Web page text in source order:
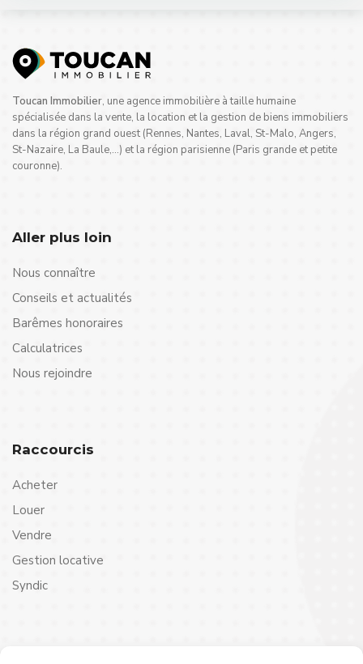
Toucan Immobilier, une agence immobilière à taille humaine
spécialisée dans la vente, la location et la gestion de biens immobiliers
dans la région grand ouest (Rennes, Nantes, Laval, St-Malo, Angers,
St-Nazaire, La Baule,…) et la région parisienne (Paris grande et petite
couronne).
Aller plus loin
Nous connaître
Conseils et actualités
Barêmes honoraires
Calculatrices
Nous rejoindre
Raccourcis
Acheter
Louer
Vendre
Gestion locative
Syndic